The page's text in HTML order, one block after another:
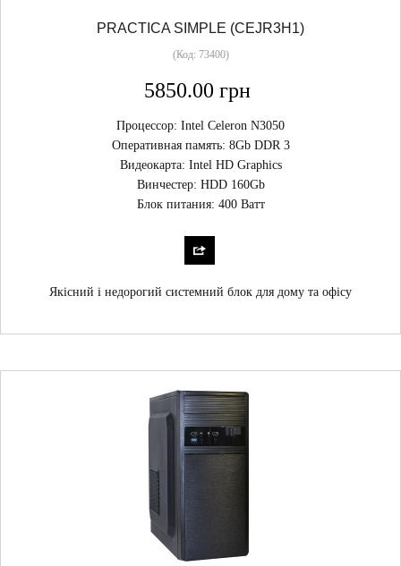
PRACTICA SIMPLE (CEJR3H1)
(Код: 73400)
5850.00 грн
Процессор: Intel Celeron N3050
Оперативная память: 8Gb DDR 3
Видеокарта: Intel HD Graphics
Винчестер: HDD 160Gb
Блок питания: 400 Ватт
Якісний і недорогий системний блок для дому та офісу